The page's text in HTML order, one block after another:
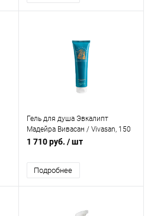
Гель для душа Эвкалипт
Мадейра Вивасан / Vivasan, 150
мл
1 710 руб. / шт
Подробнее